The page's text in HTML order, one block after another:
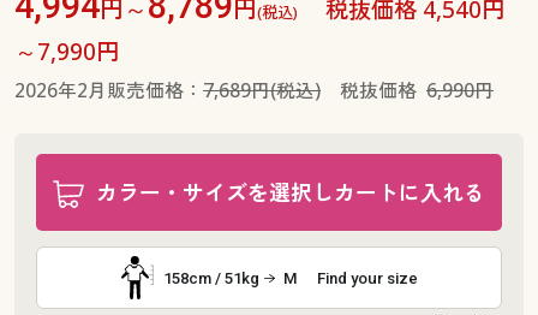
円～ 円(税込)
税抜価格 4,540円
～7,990円
2026年2月販売価格： 7,689円(税込)税抜価格 6,990円
カラー・サイズを選択しカートに入れる
158cm / 51kg M Find your size